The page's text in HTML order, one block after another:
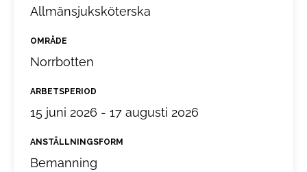
Allmänsjuksköterska
OMRÅDE
Norrbotten
ARBETSPERIOD
15 juni 2026 - 17 augusti 2026
ANSTÄLLNINGSFORM
Bemanning